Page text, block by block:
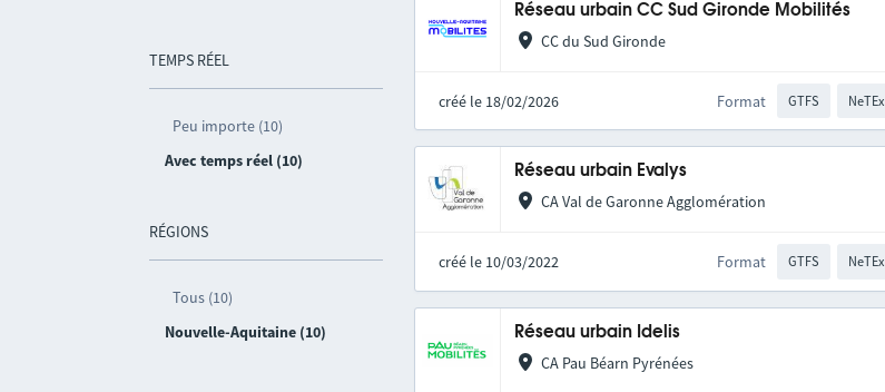
TEMPS RÉEL
Peu importe (10)
Avec temps réel (10)
RÉGIONS
Tous (10)
Nouvelle-Aquitaine (10)
Réseau urbain CC Sud Gironde Mobilités
CC du Sud Gironde
créé le 18/02/2026 Format GTFS NeTEx
Réseau urbain Evalys
CA Val de Garonne Agglomération
créé le 10/03/2022 Format GTFS NeTEx
Réseau urbain Idelis
CA Pau Béarn Pyrénées